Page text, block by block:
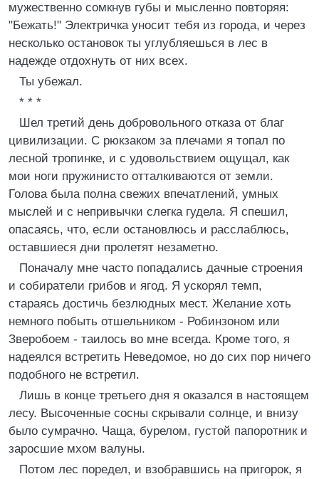
мужественно сомкнув губы и мысленно повторяя:
"Бежать!" Электричка уносит тебя из города, и через
несколько остановок ты углубляешься в лес в
надежде отдохнуть от них всех.
Ты убежал.
* * *
Шел третий день добровольного отказа от благ
цивилизации. С рюкзаком за плечами я топал по
лесной тропинке, и с удовольствием ощущал, как
мои ноги пружинисто отталкиваются от земли.
Голова была полна свежих впечатлений, умных
мыслей и с непривычки слегка гудела. Я спешил,
опасаясь, что, если остановлюсь и расслаблюсь,
оставшиеся дни пролетят незаметно.
Поначалу мне часто попадались дачные строения
и собиратели грибов и ягод. Я ускорял темп,
стараясь достичь безлюдных мест. Желание хоть
немного побыть отшельником - Робинзоном или
Зверобоем - таилось во мне всегда. Кроме того, я
надеялся встретить Неведомое, но до сих пор ничего
подобного не встретил.
Лишь в конце третьего дня я оказался в настоящем
лесу. Высоченные сосны скрывали солнце, и внизу
было сумрачно. Чаща, бурелом, густой папоротник и
заросшие мхом валуны.
Потом лес поредел, и взобравшись на пригорок, я